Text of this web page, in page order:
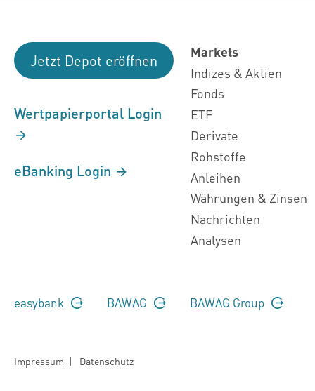
Jetzt Depot eröffnen
Wertpapierportal Login
eBanking Login
Markets
Indizes & Aktien
Fonds
ETF
Derivate
Rohstoffe
Anleihen
Währungen & Zinsen
Nachrichten
Analysen
easybank BAWAG BAWAG Group
Impressum | Datenschutz